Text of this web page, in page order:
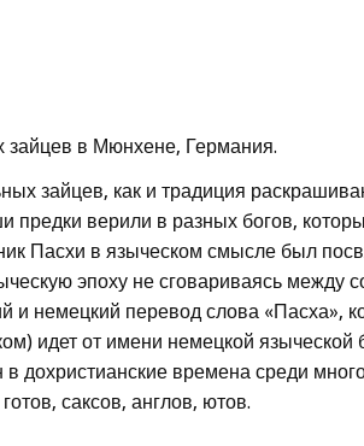
зайцев в Мюнхене, Германия.
зайцев, как и традиция
предки верили в разных богов,
Пасхи в языческом смысле был
эпоху не сговариваясь между
и немецкий перевод слова «Пасха»,
идет от имени немецкой языческой
дохристианские времена среди
саксов, англов, ютов.